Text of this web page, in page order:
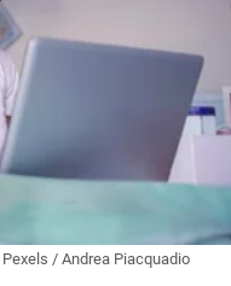
Pexels / Andrea Piacquadio